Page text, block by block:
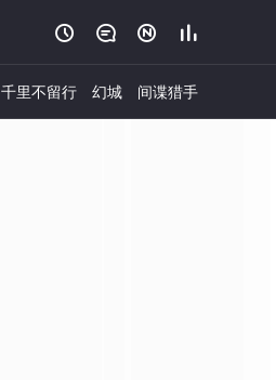
   
千里不留行 幻城 间谍猎手